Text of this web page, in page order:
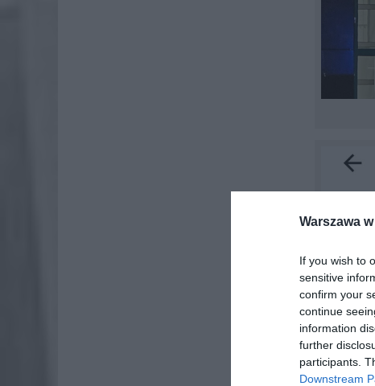
Warszawa
If you wish to
sensitive
confirm your
continue
information
further
participants.
Downstream